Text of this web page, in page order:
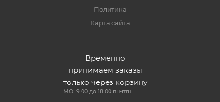
Политика
Карта сайта
Временно
принимаем заказы
только через корзину
МО: 9:00 до 18:00 пн-птн